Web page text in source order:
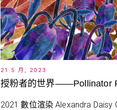
21 5 月, 2023
授粉者的世界——Pollinator
2021 數位渲染 Alexandra